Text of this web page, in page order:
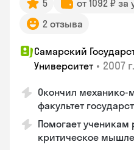
5 от 1092 ₽ за
2 отзыва
Самарский
Университет • 2007 г.
Окончил механико-
факультет
Помогает ученикам
критическое